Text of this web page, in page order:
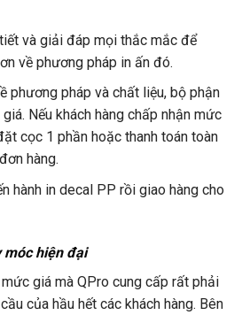
và giải đáp mọi thắc mắc để
về phương pháp in ấn đó.
phương pháp và chất liệu, bộ phận
Nếu khách hàng chấp nhận mức
cọc 1 phần hoặc thanh toán toàn
hàng.
hành in decal PP rồi giao hàng cho
móc hiện đại
giá mà QPro cung cấp rất phải
của hầu hết các khách hàng. Bên